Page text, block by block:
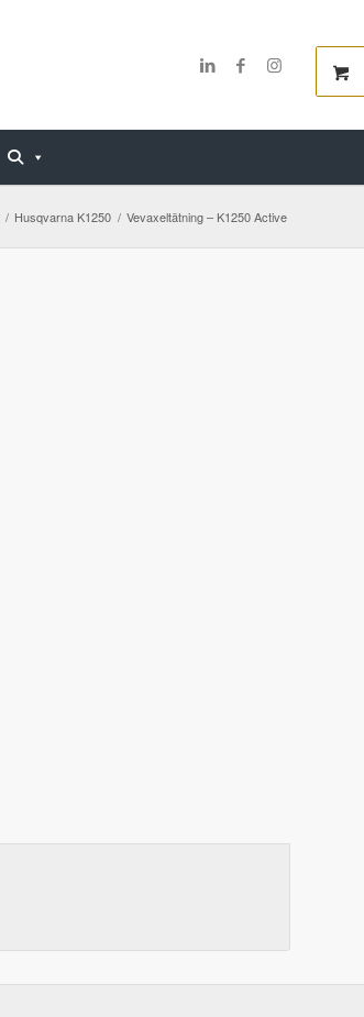
/ Husqvarna K1250 / Vevaxeltätning – K1250 Active